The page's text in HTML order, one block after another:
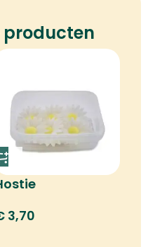
producten
3,70